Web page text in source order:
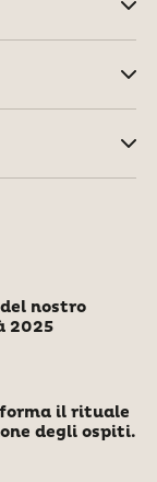
nostro
2025
il rituale
degli ospiti.